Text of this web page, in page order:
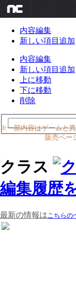
内容編集
新しい項目追加
内容編集
新しい項目追加
上に移動
下に移動
削除
※一部内容はゲームと
販売ペー
クラス
編集履歴
最新の情報はこちらの